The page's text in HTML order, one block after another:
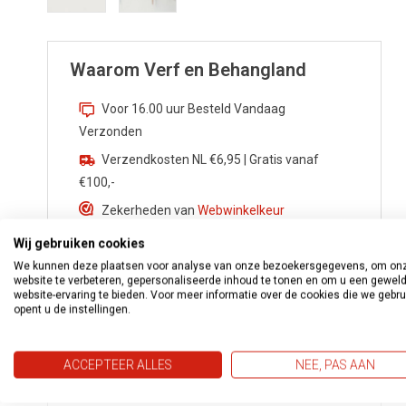
Waarom Verf en Behangland
Voor 16.00 uur Besteld Vandaag
Verzonden
Verzendkosten NL €6,95 | Gratis vanaf
€100,-
Zekerheden van Webwinkelkeur
Advies nodig? Bel
Vragen?info@verfenbehangland.nl
Whatsapp06 213 030 54
Wij gebruiken cookies
We kunnen deze plaatsen voor analyse van onze bezoekersgegevens, om
website te verbeteren, gepersonaliseerde inhoud te tonen en om u een
website-ervaring te bieden. Voor meer informatie over de cookies die we
opent u de instellingen.
ACCEPTEER ALLES NEE, PAS AAN